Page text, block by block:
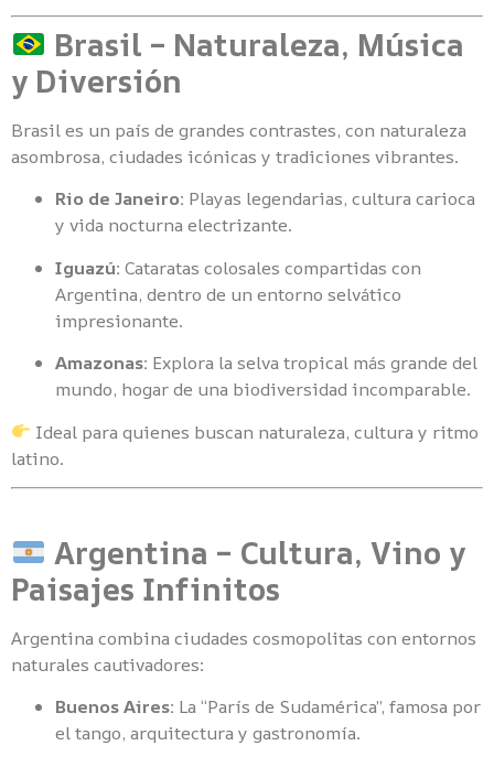
Brasil – Naturaleza, Música
y Diversión
Brasil es un país de grandes contrastes, con naturaleza
asombrosa, ciudades icónicas y tradiciones vibrantes.
Rio de Janeiro: Playas legendarias, cultura carioca
y vida nocturna electrizante.
Iguazú: Cataratas colosales compartidas con
Argentina, dentro de un entorno selvático
impresionante.
Amazonas: Explora la selva tropical más grande del
mundo, hogar de una biodiversidad incomparable.
Ideal para quienes buscan naturaleza, cultura y ritmo
latino.
Argentina – Cultura, Vino y
Paisajes Infinitos
Argentina combina ciudades cosmopolitas con entornos
naturales cautivadores:
Buenos Aires: La “París de Sudamérica”, famosa por
el tango, arquitectura y gastronomía.